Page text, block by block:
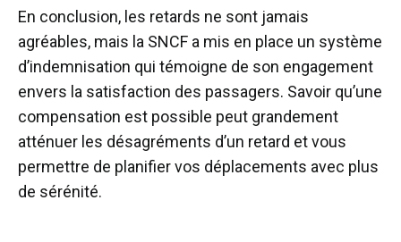
En conclusion, les retards ne sont jamais
agréables, mais la SNCF a mis en place un système
d’indemnisation qui témoigne de son engagement
envers la satisfaction des passagers. Savoir qu’une
compensation est possible peut grandement
atténuer les désagréments d’un retard et vous
permettre de planifier vos déplacements avec plus
de sérénité.